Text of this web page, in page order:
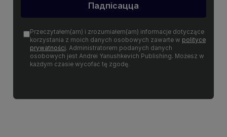
Падпісацца
Przeczytałem(am) i zrozumiałem(am) informacje dotyczące
korzystania z moich danych osobowych zawarte w polityce
prywatności. Administratorem podanych danych
osobowych jest Andrei Yanushkevich Publishing. Możesz w
każdym czasie wycofać tę zgodę.